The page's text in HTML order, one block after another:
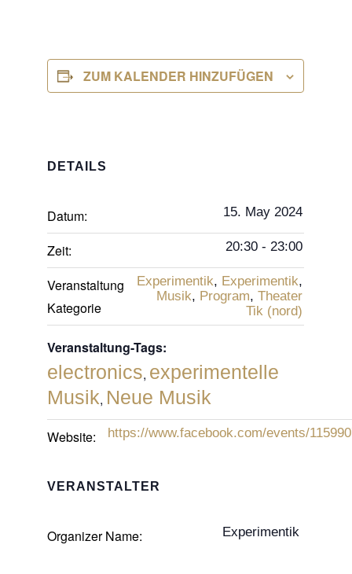
ZUM KALENDER HINZUFÜGEN
DETAILS
Datum: 15. May 2024
Zeit: 20:30 - 23:00
Veranstaltung
Kategorie
Experimentik, Experimentik,
Musik, Program,Theater
Tik (nord)
Veranstaltung-Tags:
electronics, experimentelle
Musik, Neue Musik
Website: https://www.facebook.com/events/
VERANSTALTER
Organizer Name: Experimentik